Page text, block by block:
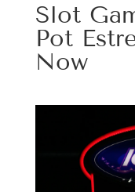
Slot
Pot
Now